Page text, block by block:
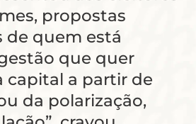
propostas
de quem está
que quer
capital a partir de
da polarização,